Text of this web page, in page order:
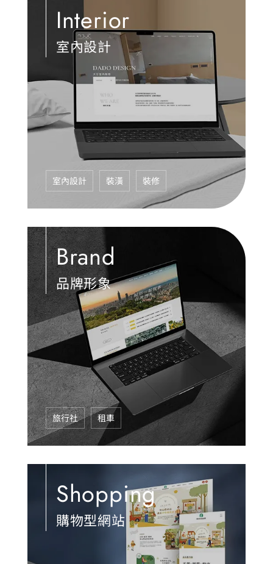
Interior
室內設計
室內設計 裝潢 裝修
Brand
品牌形象
旅行社 租車
Shopping
購物型網站